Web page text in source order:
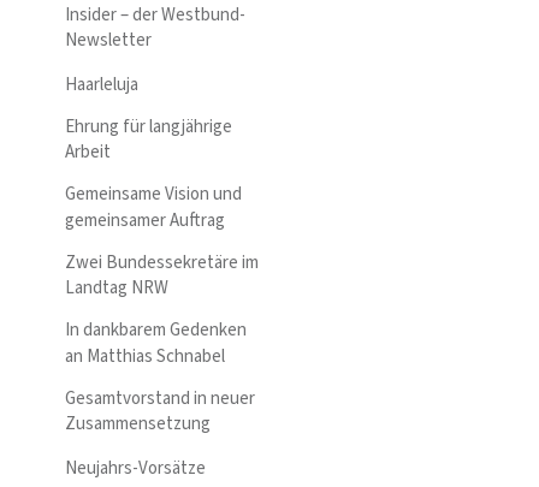
Insider – der Westbund-
Newsletter
Haarleluja
Ehrung für langjährige
Arbeit
Gemeinsame Vision und
gemeinsamer Auftrag
Zwei Bundessekretäre im
Landtag NRW
In dankbarem Gedenken
an Matthias Schnabel
Gesamtvorstand in neuer
Zusammensetzung
Neujahrs-Vorsätze